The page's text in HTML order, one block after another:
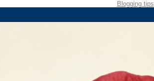
Blogging tips